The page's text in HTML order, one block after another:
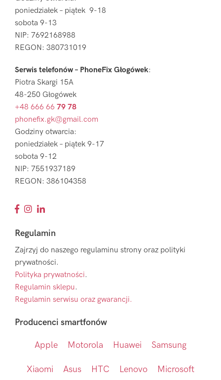
poniedziałek – piątek 9-18
sobota 9-13
NIP: 7692168988
REGON: 380731019
Serwis telefonów – PhoneFix Głogówek:
Piotra Skargi 15A
48-250 Głogówek
+48 666 66 79 78
phonefix.gk@gmail.com
Godziny otwarcia:
poniedziałek – piątek 9-17
sobota 9-12
NIP: 7551937189
REGON: 386104358
Regulamin
Zajrzyj do naszego regulaminu strony oraz polityki
prywatności.
Polityka prywatności.
Regulamin sklepu.
Regulamin serwisu oraz gwarancji.
Producenci smartfonów
Apple Motorola Huawei Samsung
Xiaomi Asus HTC Lenovo Microsoft